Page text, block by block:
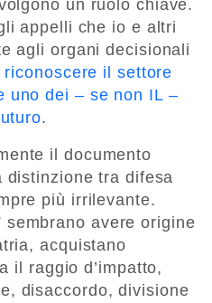
un ruolo chiave.
appelli che io e altri
agli organi decisionali
riconoscere il settore
uno dei – se non IL –
.
il documento
distinzione tra difesa
più irrilevante.
sembrano avere origine
acquistano
il raggio d’impatto,
disaccordo, divisione